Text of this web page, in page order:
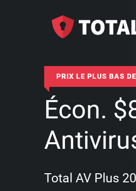
PRIX LE PLUS BAS
Écon. $
Total AV Plus